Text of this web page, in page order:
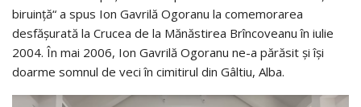
biruinţă“ a spus Ion Gavrilă Ogoranu la comemorarea
desfăşurată la Crucea de la Mănăstirea Brîncoveanu în iulie
2004. În mai 2006, Ion Gavrilă Ogoranu ne-a părăsit și își
doarme somnul de veci în cimitirul din Gâltiu, Alba.